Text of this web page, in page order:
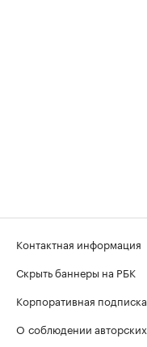
Контактная информация
Скрыть баннеры на РБК
Корпоративная подписка
О соблюдении